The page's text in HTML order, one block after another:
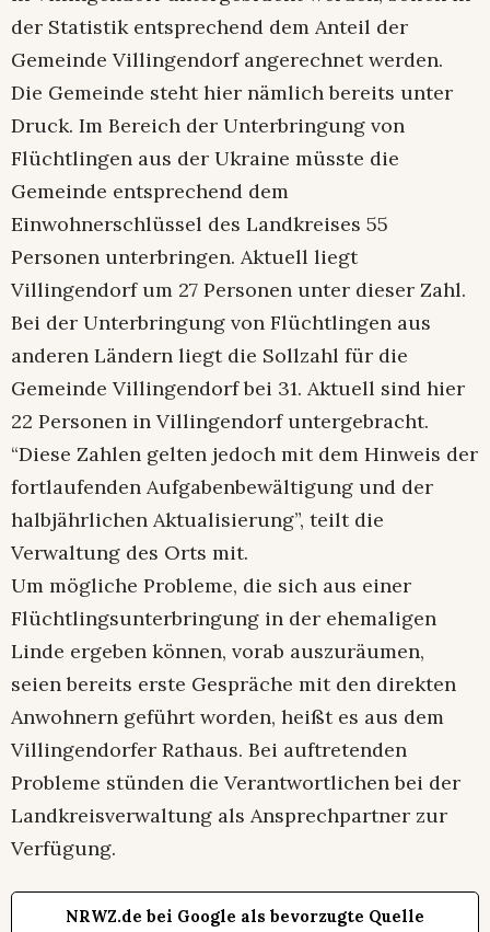
der Statistik entsprechend dem Anteil der
Gemeinde Villingendorf angerechnet werden.
Die Gemeinde steht hier nämlich bereits unter
Druck. Im Bereich der Unterbringung von
Flüchtlingen aus der Ukraine müsste die
Gemeinde entsprechend dem
Einwohnerschlüssel des Landkreises 55
Personen unterbringen. Aktuell liegt
Villingendorf um 27 Personen unter dieser Zahl.
Bei der Unterbringung von Flüchtlingen aus
anderen Ländern liegt die Sollzahl für die
Gemeinde Villingendorf bei 31. Aktuell sind hier
22 Personen in Villingendorf untergebracht.
“Diese Zahlen gelten jedoch mit dem Hinweis der
fortlaufenden Aufgabenbewältigung und der
halbjährlichen Aktualisierung”, teilt die
Verwaltung des Orts mit.
Um mögliche Probleme, die sich aus einer
Flüchtlingsunterbringung in der ehemaligen
Linde ergeben können, vorab auszuräumen,
seien bereits erste Gespräche mit den direkten
Anwohnern geführt worden, heißt es aus dem
Villingendorfer Rathaus. Bei auftretenden
Probleme stünden die Verantwortlichen bei der
Landkreisverwaltung als Ansprechpartner zur
Verfügung.
NRWZ.de bei Google als bevorzugte Quelle